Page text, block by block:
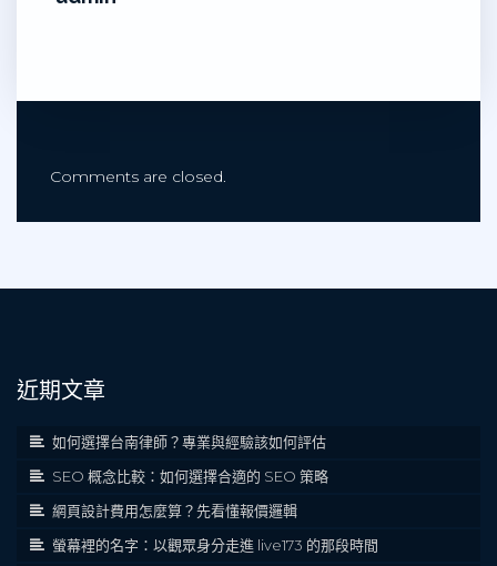
Comments are closed.
近期文章
如何選擇台南律師？專業與經驗該如何評估
SEO 概念比較：如何選擇合適的 SEO 策略
網頁設計費用怎麼算？先看懂報價邏輯
螢幕裡的名字：以觀眾身分走進 live173 的那段時間